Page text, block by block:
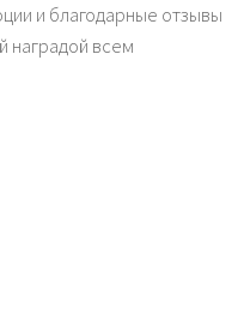
и благодарные отзывы
наградой всем